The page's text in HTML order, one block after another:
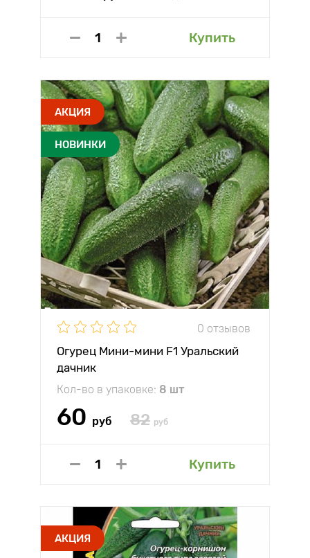
Купить
АКЦИЯ
НОВИНКИ
0 отзывов
Огурец Мини-мини F1 Уральский
дачник
Кол-во в упаковке: 8 шт
60 руб 82 руб
Купить
АКЦИЯ